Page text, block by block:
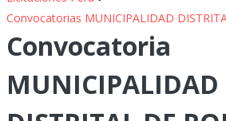
Convocatorias MUNICIPALIDAD
Convocatoria
MUNICIPALIDAD